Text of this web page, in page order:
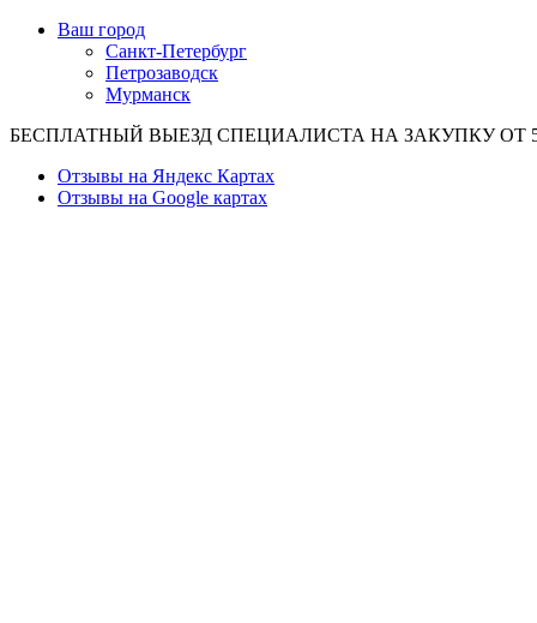
Ваш город
Санкт-Петербург
Петрозаводск
Мурманск
БЕСПЛАТНЫЙ ВЫЕЗД СПЕЦИАЛИСТА НА ЗАКУПКУ ОТ
Отзывы на Яндекс Картах
Отзывы на Google картах